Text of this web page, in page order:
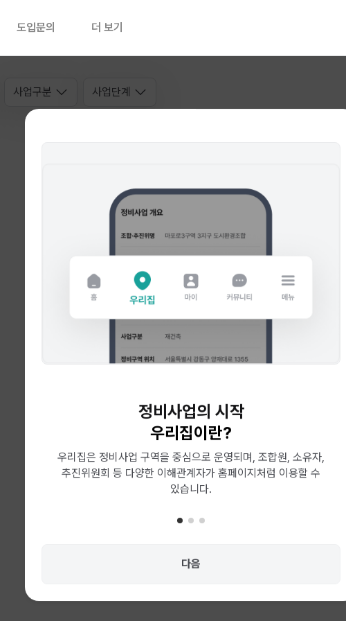
도입문의 더 보기
니다.
사업구분 사업단계
정비사업의 시작
우리집이란?
우리집은 정비사업 구역을 중심으로 운영되며, 조합원, 소유자,
추진위원회 등 다양한 이해관계자가 홈페이지처럼 이용할 수
있습니다.
다음